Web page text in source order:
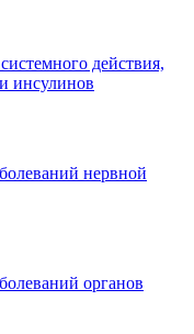
действия,
инсулинов
нервной
органов